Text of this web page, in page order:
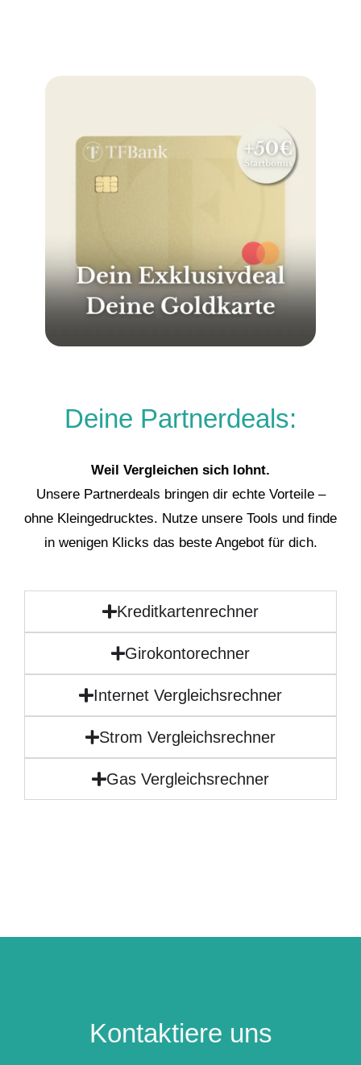
Deine Partnerdeals:
Weil Vergleichen sich lohnt.
Unsere Partnerdeals bringen dir echte Vorteile –
ohne Kleingedrucktes. Nutze unsere Tools und finde
in wenigen Klicks das beste Angebot für dich.
Kreditkartenrechner
Girokontorechner
Internet Vergleichsrechner
Strom Vergleichsrechner
Gas Vergleichsrechner
Kontaktiere uns